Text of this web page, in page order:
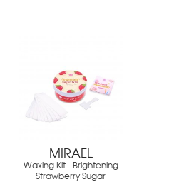
MIRAEL
Waxing Kit - Brightening
Strawberry Sugar